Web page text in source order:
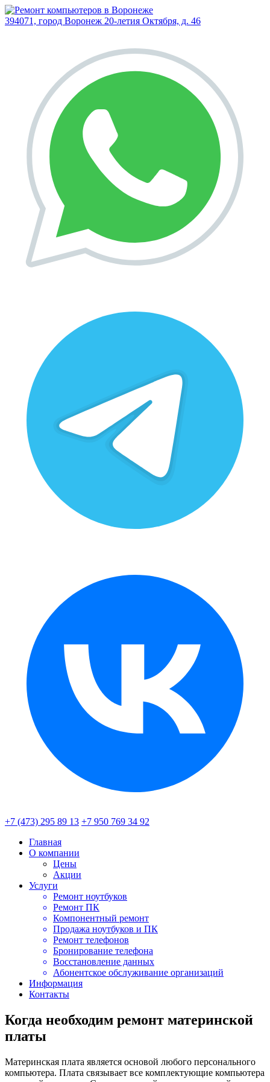
394071, город Воронеж 20-летия Октября, д. 46
+7 (473) 295 89 13 +7 950 769 34 92
Главная
О компании
Цены
Акции
Услуги
Ремонт ноутбуков
Ремонт ПК
Компонентный ремонт
Продажа ноутбуков и ПК
Ремонт телефонов
Бронирование телефона
Восстановление данных
Абонентское обслуживание организаций
Информация
Контакты
Когда необходим ремонт материнской
платы
Материнская плата является основой любого персонального
компьютера. Плата связывает все комплектующие компьютера